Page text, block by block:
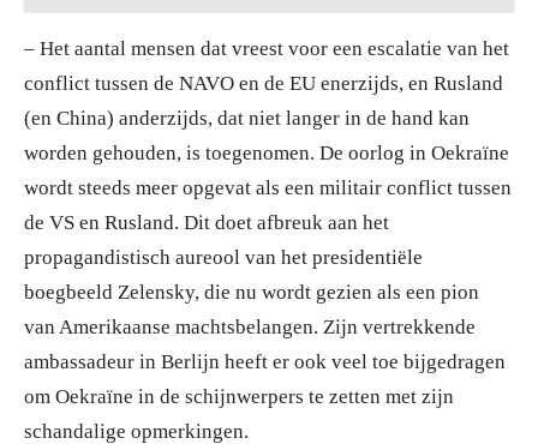
– Het aantal mensen dat vreest voor een escalatie van het
conflict tussen de NAVO en de EU enerzijds, en Rusland
(en China) anderzijds, dat niet langer in de hand kan
worden gehouden, is toegenomen. De oorlog in Oekraïne
wordt steeds meer opgevat als een militair conflict tussen
de VS en Rusland. Dit doet afbreuk aan het
propagandistisch aureool van het presidentiële
boegbeeld Zelensky, die nu wordt gezien als een pion
van Amerikaanse machtsbelangen. Zijn vertrekkende
ambassadeur in Berlijn heeft er ook veel toe bijgedragen
om Oekraïne in de schijnwerpers te zetten met zijn
schandalige opmerkingen.